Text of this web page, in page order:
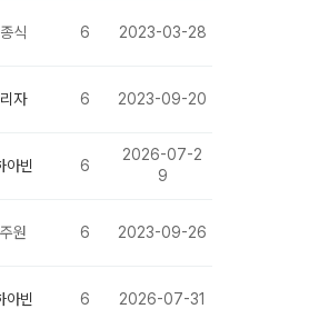
식 6 2023-03-28
자 6 2023-09-20
아빈 6
2026-07-2
9
원 6 2023-09-26
아빈 6 2026-07-31